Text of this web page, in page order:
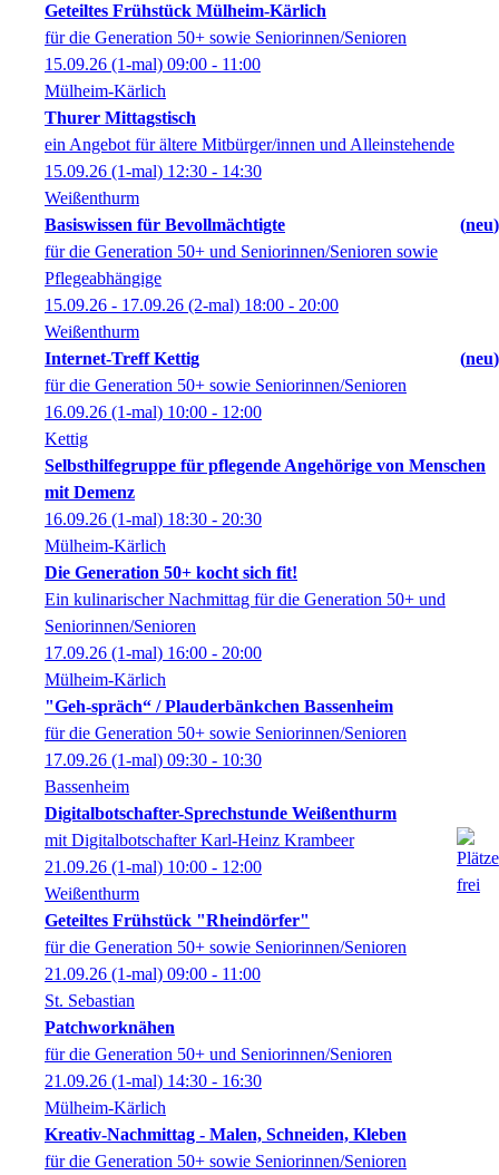
Geteiltes Frühstück Mülheim-Kärlich
für die Generation 50+ sowie Seniorinnen/Senioren
15.09.26 (1-mal) 09:00 - 11:00
Mülheim-Kärlich
Thurer Mittagstisch
ein Angebot für ältere Mitbürger/innen und Alleinstehende
15.09.26 (1-mal) 12:30 - 14:30
Weißenthurm
Basiswissen für Bevollmächtigte
neu
für die Generation 50+ und Seniorinnen/Senioren sowie
Pflegeabhängige
15.09.26 - 17.09.26 (2-mal) 18:00 - 20:00
Weißenthurm
Internet-Treff Kettig
neu
für die Generation 50+ sowie Seniorinnen/Senioren
16.09.26 (1-mal) 10:00 - 12:00
Kettig
Selbsthilfegruppe für pflegende Angehörige von Menschen
mit Demenz
16.09.26 (1-mal) 18:30 - 20:30
Mülheim-Kärlich
Die Generation 50+ kocht sich fit!
Ein kulinarischer Nachmittag für die Generation 50+ und
Seniorinnen/Senioren
17.09.26 (1-mal) 16:00 - 20:00
Mülheim-Kärlich
"Geh-spräch“ / Plauderbänkchen Bassenheim
für die Generation 50+ sowie Seniorinnen/Senioren
17.09.26 (1-mal) 09:30 - 10:30
Bassenheim
Digitalbotschafter-Sprechstunde Weißenthurm
mit Digitalbotschafter Karl-Heinz Krambeer
21.09.26 (1-mal) 10:00 - 12:00
Weißenthurm
Geteiltes Frühstück "Rheindörfer"
für die Generation 50+ sowie Seniorinnen/Senioren
21.09.26 (1-mal) 09:00 - 11:00
St. Sebastian
Patchworknähen
für die Generation 50+ und Seniorinnen/Senioren
21.09.26 (1-mal) 14:30 - 16:30
Mülheim-Kärlich
Kreativ-Nachmittag - Malen, Schneiden, Kleben
für die Generation 50+ sowie Seniorinnen/Senioren